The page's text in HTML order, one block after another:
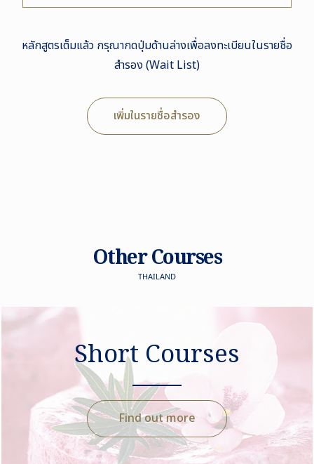
หลักสูตรเต็มแล้ว กรุณากดปุ่มด้านล่างเพื่อลงทะเบียนในรายชื่อ
สำรอง (Wait List)
เพิ่มในรายชื่อสำรอง
Other Courses
THAILAND
Short Courses
Find out more